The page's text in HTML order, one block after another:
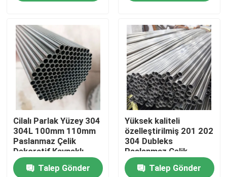
Hakkımızda
Kişiler
Ürünler
videolar
Paslanmaz Çelik Rulo
Cilalı Parlak Yüzey 304
304L 100mm 110mm
Paslanmaz Çelik
Dekoratif Kaynaklı
Boru Boru
Talep Gönder
Yüksek kaliteli
özelleştirilmiş 201 202
304 Dubleks
Paslanmaz Çelik
Dekoratif Kare Tüpler
Talep Gönder